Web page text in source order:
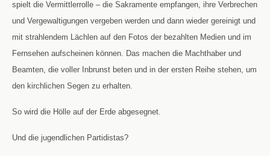
spielt die Vermittlerrolle – die Sakramente empfangen, ihre Verbrechen
und Vergewaltigungen vergeben werden und dann wieder gereinigt und
mit strahlendem Lächlen auf den Fotos der bezahlten Medien und im
Fernsehen aufscheinen können. Das machen die Machthaber und
Beamten, die voller Inbrunst beten und in der ersten Reihe stehen, um
den kirchlichen Segen zu erhalten.
So wird die Hölle auf der Erde abgesegnet.
Und die jugendlichen Partidistas?